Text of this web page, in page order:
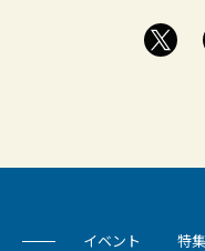
イベント 特集